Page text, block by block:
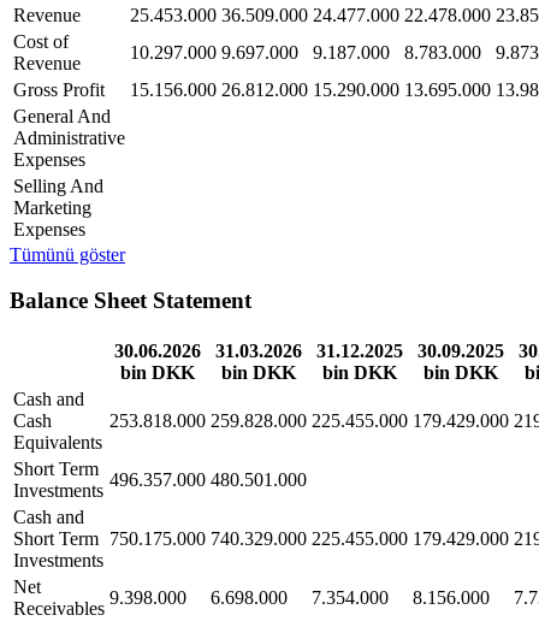
Revenue
25.453.000 36.509.000 24.477.000 22.478.000
Cost of
Revenue
10.297.000 9.697.000 9.187.000 8.783.000
Gross Profit
15.156.000 26.812.000 15.290.000 13.695.000
General And
Administrative
Expenses
Selling And
Marketing
Expenses
Tümünü göster
Balance Sheet Statement
30.06.2026
bin DKK
31.03.2026
bin DKK
31.12.2025
bin DKK
30.09.2025
bin DKK
Cash and
Cash
Equivalents
253.818.000 259.828.000 225.455.000 179.429.000
Short Term
Investments
496.357.000 480.501.000
Cash and
Short Term
Investments
750.175.000 740.329.000 225.455.000 179.429.000
Net
Receivables
9.398.000 6.698.000 7.354.000 8.156.000